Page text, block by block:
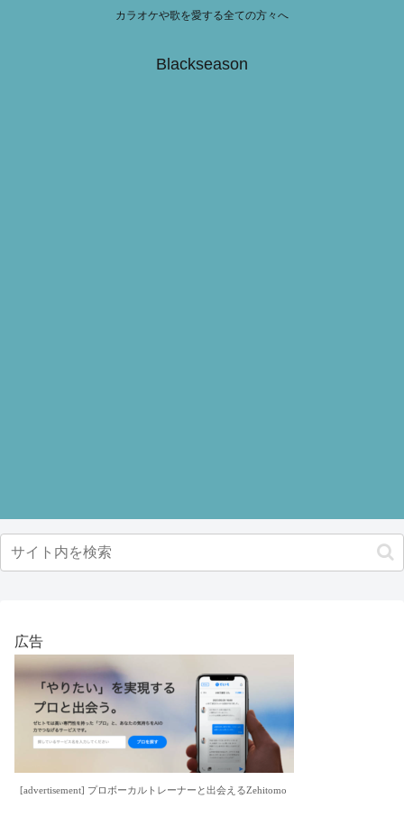
カラオケや歌を愛する全ての方々へ
Blackseason
広告
[advertisement] プロボーカルトレーナーと出会えるZehitomo